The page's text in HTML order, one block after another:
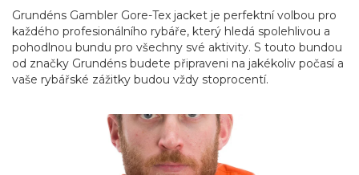
Grundéns Gambler Gore-Tex jacket je perfektní volbou pro
každého profesionálního rybáře, který hledá spolehlivou a
pohodlnou bundu pro všechny své aktivity. S touto bundou
od značky Grundéns budete připraveni na jakékoliv počasí a
vaše rybářské zážitky budou vždy stoprocentí.